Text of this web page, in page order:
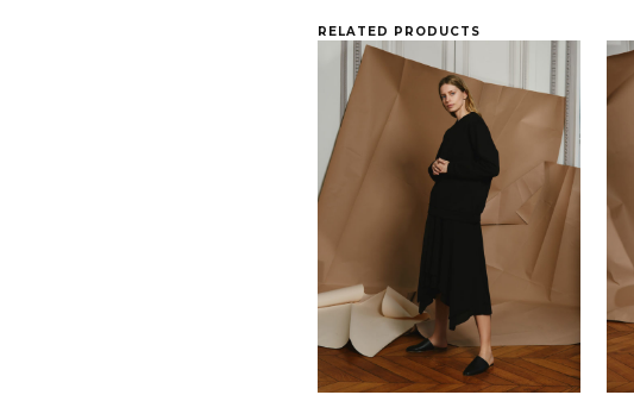
RELATED PRODUCTS